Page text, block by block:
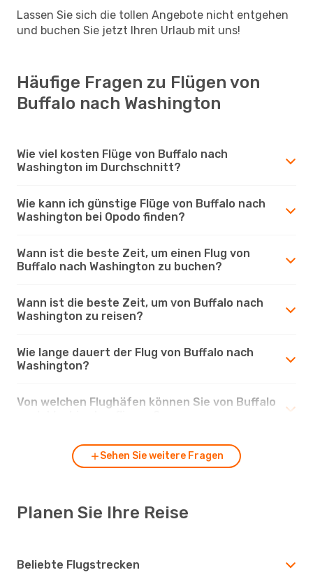
Lassen Sie sich die tollen Angebote nicht entgehen
und buchen Sie jetzt Ihren Urlaub mit uns!
Häufige Fragen zu Flügen von
Buffalo nach Washington
Wie viel kosten Flüge von Buffalo nach
Washington im Durchschnitt?
Wie kann ich günstige Flüge von Buffalo nach
Washington bei Opodo finden?
Wann ist die beste Zeit, um einen Flug von
Buffalo nach Washington zu buchen?
Wann ist die beste Zeit, um von Buffalo nach
Washington zu reisen?
Wie lange dauert der Flug von Buffalo nach
Washington?
Von welchen Flughäfen können Sie von Buffalo
Sehen Sie weitere Fragen
Planen Sie Ihre Reise
Beliebte Flugstrecken